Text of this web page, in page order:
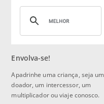
Envolva-se!
Apadrinhe uma criança, seja um
doador, um intercessor, um
multiplicador ou viaje conosco.